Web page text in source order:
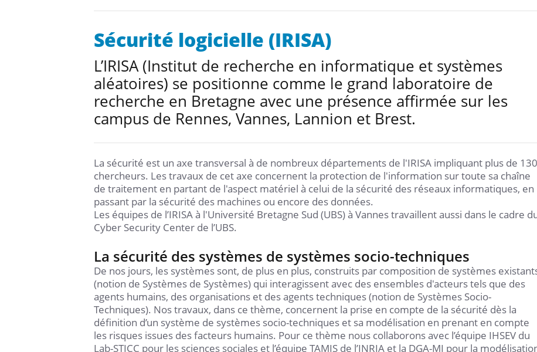
Sécurité logicielle (IRISA)
L’IRISA (Institut de recherche en informatique et systèmes
aléatoires) se positionne comme le grand laboratoire de
recherche en Bretagne avec une présence affirmée sur les
campus de Rennes, Vannes, Lannion et Brest.
La sécurité est un axe transversal à de nombreux départements de l'IRISA impliquant plus de 130
chercheurs. Les travaux de cet axe concernent la protection de l'information sur toute sa chaîne
de traitement en partant de l'aspect matériel à celui de la sécurité des réseaux informatiques, en
passant par la sécurité des machines ou encore des données.
Les équipes de l’IRISA à l'Université Bretagne Sud (UBS) à Vannes travaillent aussi dans le cadre
Cyber Security Center de l’UBS.
La sécurité des systèmes de systèmes socio-techniques
De nos jours, les systèmes sont, de plus en plus, construits par composition de systèmes
(notion de Systèmes de Systèmes) qui interagissent avec des ensembles d'acteurs tels que des
agents humains, des organisations et des agents techniques (notion de Systèmes Socio-
Techniques). Nos travaux, dans ce thème, concernent la prise en compte de la sécurité dès la
définition d’un système de systèmes socio-techniques et sa modélisation en prenant en compte
les risques issues des facteurs humains. Pour ce thème nous collaborons avec l’équipe IHSEV du
Lab-STICC pour les sciences sociales et l’équipe TAMIS de l’INRIA et la DGA-MI pour la